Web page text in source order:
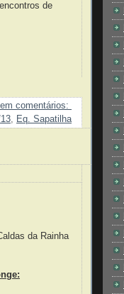
de
comentários:
, Eq. Sapatilha
da Rainha